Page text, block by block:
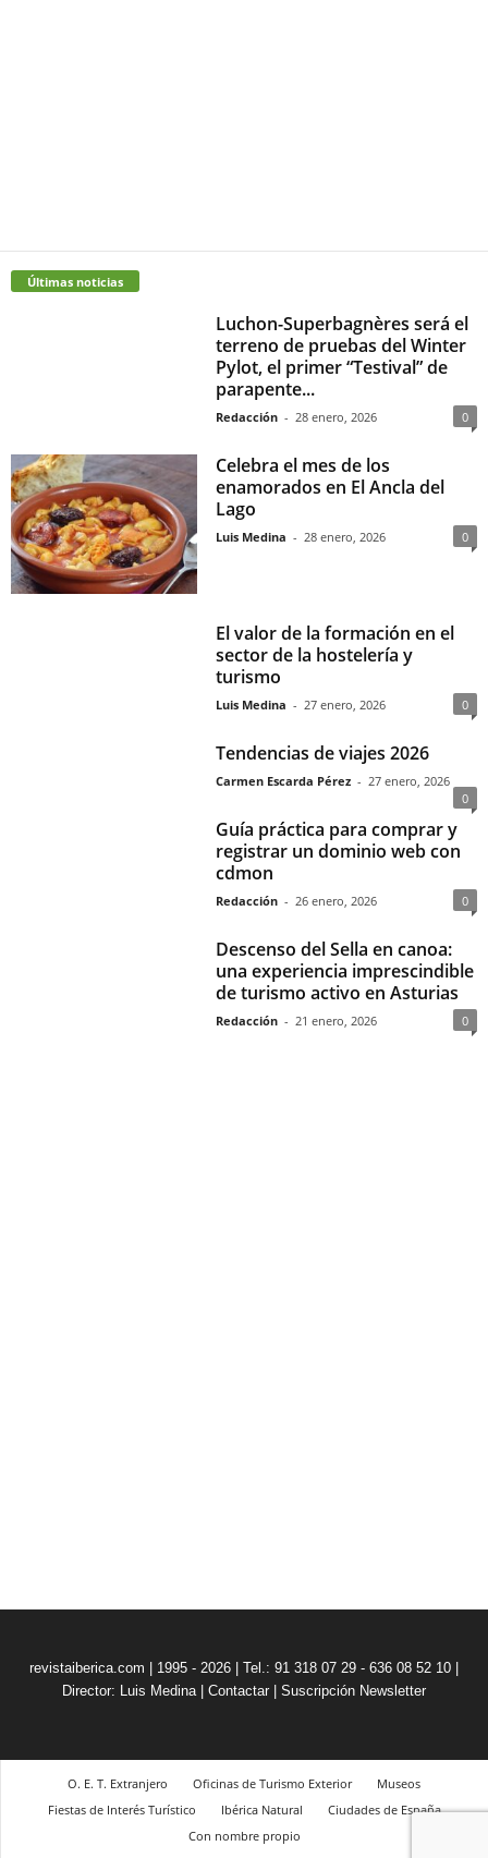
Últimas noticias
Luchon-Superbagnères será el
terreno de pruebas del Winter
Pylot, el primer “Testival” de
parapente...
Redacción - 28 enero, 2026 0
Celebra el mes de los
enamorados en El Ancla del
Lago
Luis Medina - 28 enero, 2026 0
El valor de la formación en el
sector de la hostelería y
turismo
Luis Medina - 27 enero, 2026 0
Tendencias de viajes 2026
Carmen Escarda Pérez - 27 enero, 2026
0
Guía práctica para comprar y
registrar un dominio web con
cdmon
Redacción - 26 enero, 2026 0
Descenso del Sella en canoa:
una experiencia imprescindible
de turismo activo en Asturias
Redacción - 21 enero, 2026 0
revistaiberica.com | 1995 - 2026 | Tel.: 91 318 07 29 - 636 08 52 10 |
Director: Luis Medina | Contactar | Suscripción Newsletter
O. E. T. Extranjero Oficinas de Turismo Exterior
Museos
Fiestas de Interés Turístico
Ibérica Natural
Ciudades de España
Con nombre propio